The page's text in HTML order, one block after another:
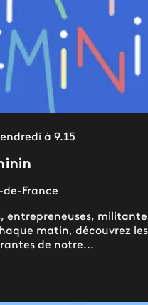
à 9.15
de-France
entrepreneuses,
matin, découvrez les
de notre...